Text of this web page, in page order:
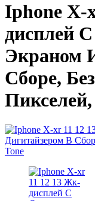
Iphone X-
дисплей
Экраном
Сборе,